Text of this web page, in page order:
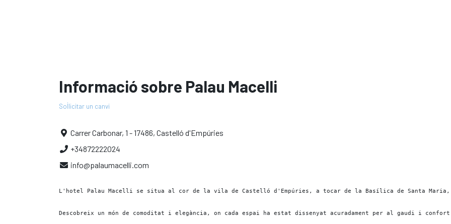
Informació sobre Palau Macelli
Sol·licitar un canvi
Carrer Carbonar, 1 - 17486, Castelló d'Empúries
+34872222024
info@palaumacelli.com
L'hotel Palau Macelli se situa al cor de la vila de Castelló d'Empúries, a tocar de la Basílica de Santa
Descobreix un món de comoditat i elegància, on cada espai ha estat dissenyat acuradament per al gaudi i